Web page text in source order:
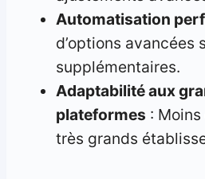
Automatisation
d’options avancées
supplémentaires.
Adaptabilité aux
plateformes :
très grands